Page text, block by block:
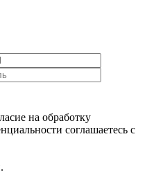
на обработку
соглашаетесь с